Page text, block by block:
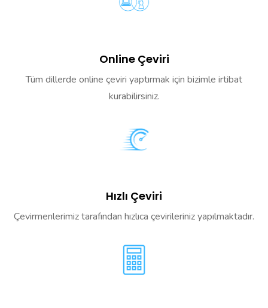
Online Çeviri
Tüm dillerde online çeviri yaptırmak için bizimle irtibat
kurabilirsiniz.
Hızlı Çeviri
Çevirmenlerimiz tarafından hızlıca çevirileriniz yapılmaktadır.